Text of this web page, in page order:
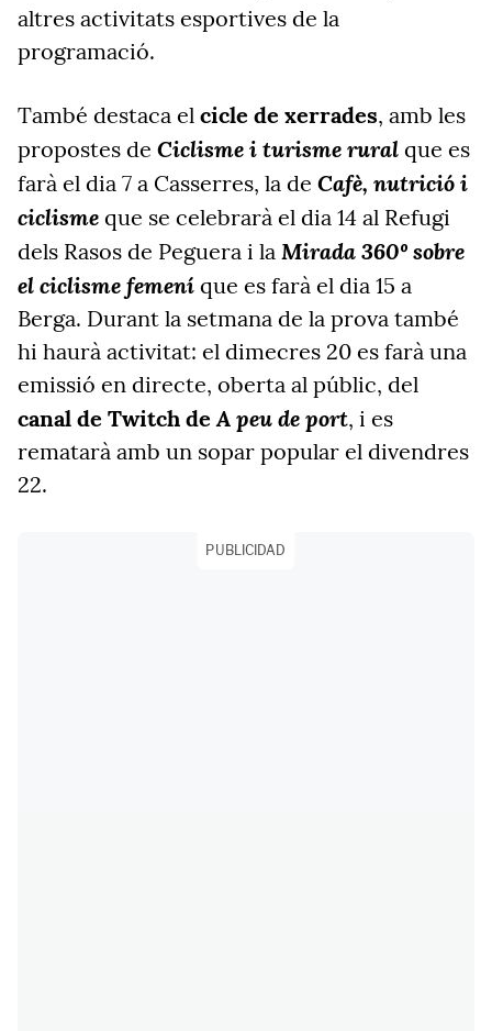
altres activitats esportives de la
programació.
També destaca el cicle de xerrades, amb les
propostes de Ciclisme i turisme rural que es
farà el dia 7 a Casserres, la de Cafè, nutrició i
ciclisme que se celebrarà el dia 14 al Refugi
dels Rasos de Peguera i la Mirada 360º sobre
el ciclisme femení que es farà el dia 15 a
Berga. Durant la setmana de la prova també
hi haurà activitat: el dimecres 20 es farà una
emissió en directe, oberta al públic, del
canal de Twitch deA peu de port, i es
rematarà amb un sopar popular el divendres
22.
PUBLICIDAD